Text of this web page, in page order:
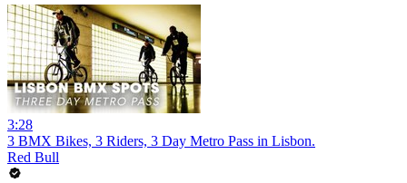
3:28
3 BMX Bikes, 3 Riders, 3 Day Metro Pass in Lisbon.
Red Bull